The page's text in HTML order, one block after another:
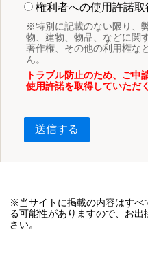
権利者への使用許諾
※特別に記載のない限り、
物、建物、物品、などに関
著作権、その他の利用権な
ん。
トラブル防止のため、ご申
使用許諾を取得していただ
送信する
※当サイトに掲載の内容はすべ
る可能性がありますので、お
さい。